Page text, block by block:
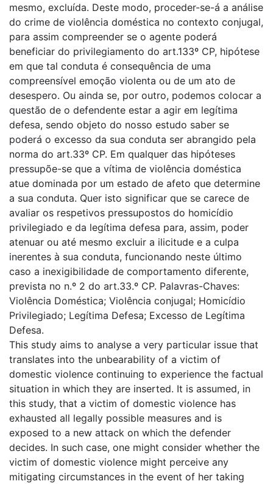
mesmo, excluída. Deste modo, proceder-se-á a análise
do crime de violência doméstica no contexto conjugal,
para assim compreender se o agente poderá
beneficiar do privilegiamento do art.133º CP, hipótese
em que tal conduta é consequência de uma
compreensível emoção violenta ou de um ato de
desespero. Ou ainda se, por outro, podemos colocar a
questão de o defendente estar a agir em legítima
defesa, sendo objeto do nosso estudo saber se
poderá o excesso da sua conduta ser abrangido pela
norma do art.33º CP. Em qualquer das hipóteses
pressupõe-se que a vítima de violência doméstica
atue dominada por um estado de afeto que determine
a sua conduta. Quer isto significar que se carece de
avaliar os respetivos pressupostos do homicídio
privilegiado e da legítima defesa para, assim, poder
atenuar ou até mesmo excluir a ilicitude e a culpa
inerentes à sua conduta, funcionando neste último
caso a inexigibilidade de comportamento diferente,
prevista no n.º 2 do art.33.º CP. Palavras-Chaves:
Violência Doméstica; Violência conjugal; Homicídio
Privilegiado; Legítima Defesa; Excesso de Legítima
Defesa.
This study aims to analyse a very particular issue that
translates into the unbearability of a victim of
domestic violence continuing to experience the factual
situation in which they are inserted. It is assumed, in
this study, that a victim of domestic violence has
exhausted all legally possible measures and is
exposed to a new attack on which the defender
decides. In such case, one might consider whether the
victim of domestic violence might perceive any
mitigating circumstances in the event of her taking